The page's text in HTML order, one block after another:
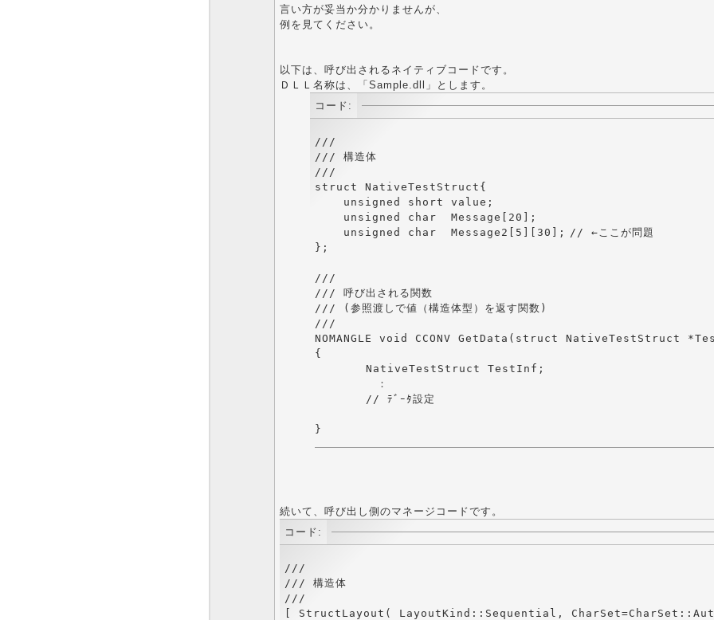
言い方が妥当か分かりませんが、
例を見てください。
以下は、呼び出されるネイティブコードです。
ＤＬＬ名称は、「Sample.dll」とします。
コード:
///
/// 構造体
///
struct NativeTestStruct{
    unsigned short value;
    unsigned char  Message[20];
    unsigned char  Message2[5][30];	// ←ここが問題
};
///
/// 呼び出される関数
/// (参照渡しで値（構造体型）を返す関数)
///
NOMANGLE void CCONV GetData(struct NativeTestStruct
{
続いて、呼び出し側のマネージコードです。
コード:
///
/// 構造体
///
[ StructLayout( LayoutKind::Sequential,